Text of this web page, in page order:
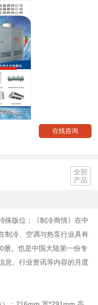
在线咨询
全部
产品
版位；《制冷商情》在中
制冷、空调与热泵行业具有
册。也是中国大陆第一份专
息、行业资讯等内容的月度